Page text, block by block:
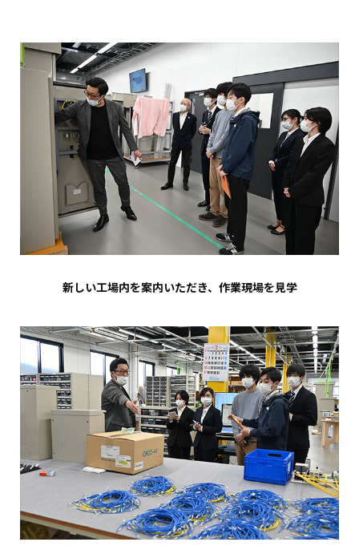
新しい工場内を案内いただき、作業現場を見学